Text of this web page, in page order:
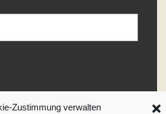
Zustimmung verwalten
Abonnenten an